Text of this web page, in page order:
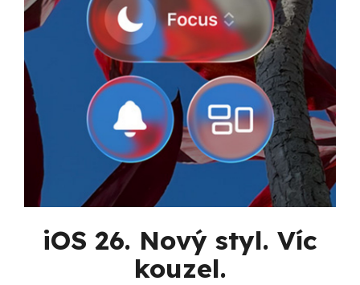
iOS 26. Nový styl. Víc
kouzel.